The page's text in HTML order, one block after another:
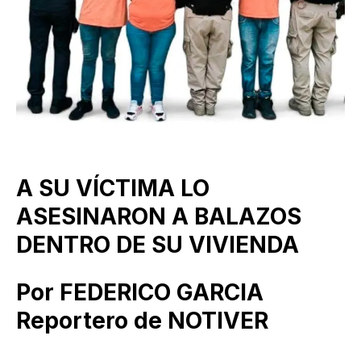
A SU VÍCTIMA LO
ASESINARON A BALAZOS
DENTRO DE SU VIVIENDA
Por FEDERICO GARCIA
Reportero de NOTIVER